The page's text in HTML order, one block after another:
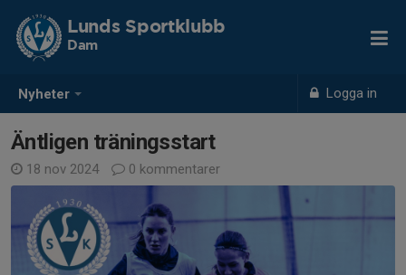
Nyheter Logga in
Lunds Sportklubb
Dam
Äntligen träningsstart
18 nov 2024 0 kommentarer